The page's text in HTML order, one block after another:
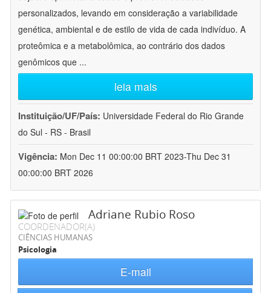
personalizados, levando em consideração a variabilidade
genética, ambiental e de estilo de vida de cada indivíduo. A
proteômica e a metabolômica, ao contrário dos dados
genômicos que ...
leia mais
Instituição/UF/País: Universidade Federal do Rio Grande
do Sul - RS - Brasil
Vigência: Mon Dec 11 00:00:00 BRT 2023-Thu Dec 31
00:00:00 BRT 2026
Adriane Rubio Roso
COORDENADOR(A)
CIÊNCIAS HUMANAS
Psicologia
E-mail